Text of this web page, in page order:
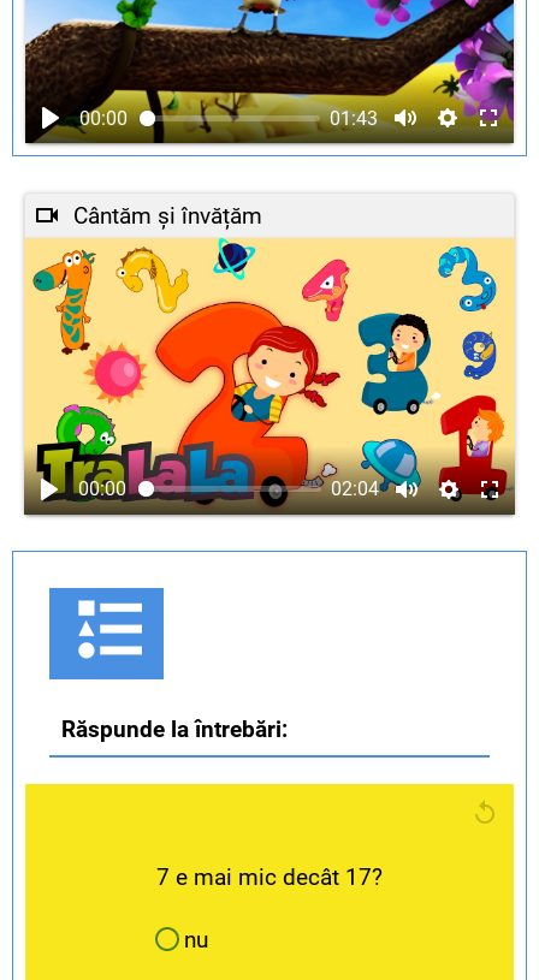
00:00 01:43
Cântăm și învățăm
00:00 02:04
Răspunde la întrebări:
7 e mai mic decât 17?
nu